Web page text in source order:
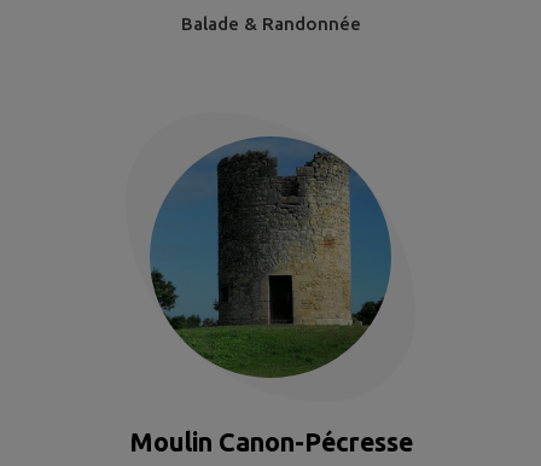
Balade & Randonnée
Moulin Canon-Pécresse